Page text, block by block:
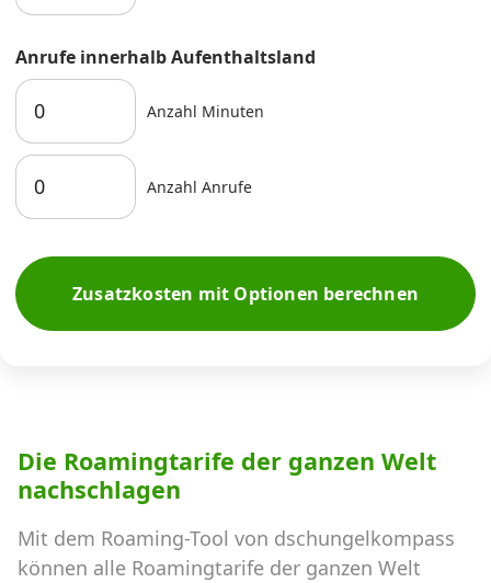
Anrufe innerhalb Aufenthaltsland
Anzahl Minuten
Anzahl Anrufe
Zusatzkosten mit Optionen berechnen
Die Roamingtarife der ganzen Welt
nachschlagen
Mit dem Roaming-Tool von dschungelkompass
können alle Roamingtarife der ganzen Welt